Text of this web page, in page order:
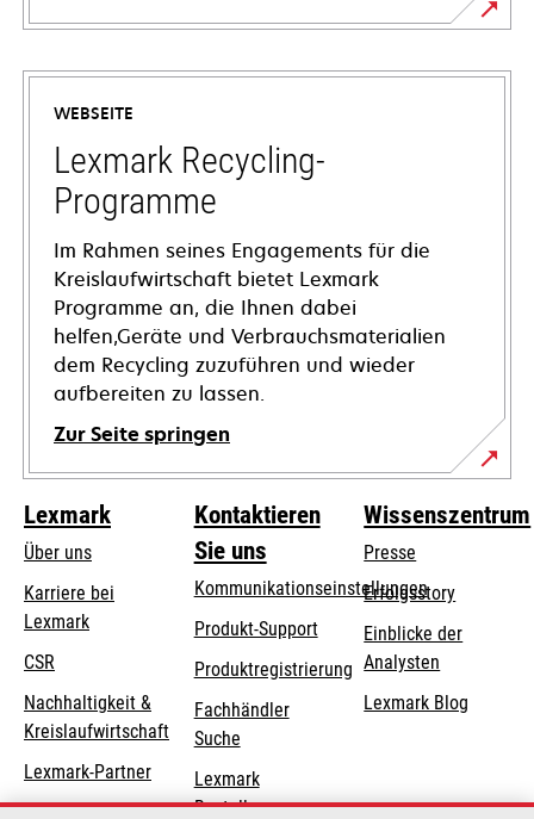
wird
in
neuen
Registerkarte
geöffnet
WEBSEITE
Lexmark Recycling-
Programme
Im Rahmen seines Engagements für die
Kreislaufwirtschaft bietet Lexmark
Programme an, die Ihnen dabei
helfen,Geräte und Verbrauchsmaterialien
dem Recycling zuzuführen und wieder
aufbereiten zu lassen.
Zur Seite springen
Lexmark
Über uns
Karriere bei
Lexmark
CSR
Nachhaltigkeit &
Kreislaufwirtschaft
Lexmark-Partner
Kontaktieren
Sie uns
Kommunikationseinstellungen
wird
in
einer
neuen
Registerkarte
geöffnet
Produkt-Supportwird
einer
neuen
Produktregistrierung
Fachhändler
Suche
Lexmark
Bestellungen
Wissenszentrum
Presse
Erfolgsstory
Einblicke der
Analysten
Lexmark Blog